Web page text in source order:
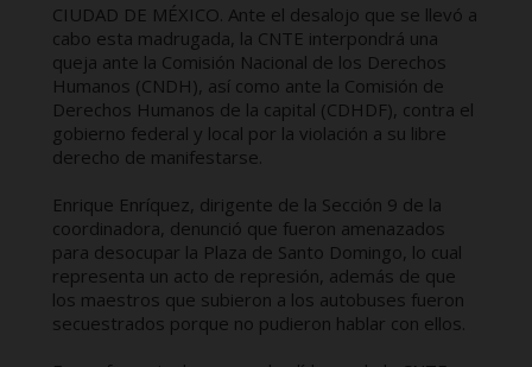
CIUDAD DE MÉXICO. Ante el desalojo que se llevó a
cabo esta madrugada, la CNTE interpondrá una
queja ante la Comisión Nacional de los Derechos
Humanos (CNDH), así como ante la Comisión de
Derechos Humanos de la capital (CDHDF), contra el
gobierno federal y local por la violación a su libre
derecho de manifestarse.
Enrique Enríquez, dirigente de la Sección 9 de la
coordinadora, denunció que fueron amenazados
para desocupar la Plaza de Santo Domingo, lo cual
representa un acto de represión, además de que
los maestros que subieron a los autobuses fueron
secuestrados porque no pudieron hablar con ellos.